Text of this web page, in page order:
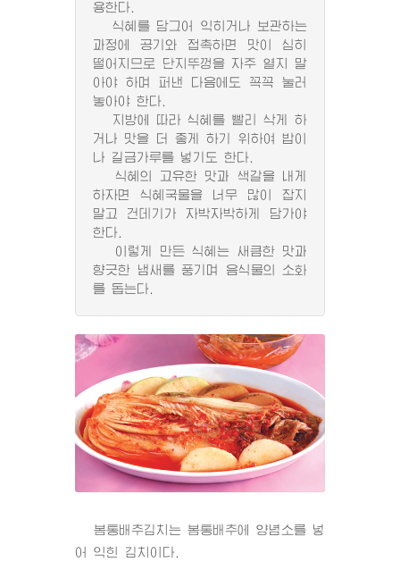
용한다.
식혜를 담그어 익히거나 보관하는
과정에 공기와 접촉하면 맛이 심히
떨어지므로 단지뚜껑을 자주 열지 말
아야 하며 퍼낸 다음에도 꼭꼭 눌러
놓아야 한다.
지방에 따라 식혜를 빨리 삭게 하
거나 맛을 더 좋게 하기 위하여 밥이
나 길금가루를 넣기도 한다.
식혜의 고유한 맛과 색갈을 내게
하자면 식혜국물을 너무 많이 잡지
말고 건데기가 자박자박하게 담가야
한다.
이렇게 만든 식혜는 새큼한 맛과
향긋한 냄새를 풍기며 음식물의 소화
를 돕는다.
봄통배추김치는 봄통배추에 양념소를 넣
어 익힌 김치이다.